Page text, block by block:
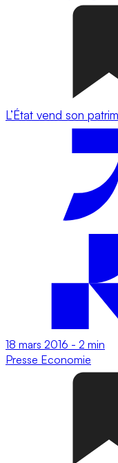
L’État vend son
18 mars 2016 - 2 min
Presse Economie